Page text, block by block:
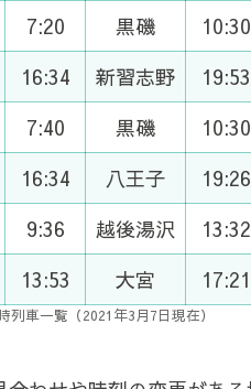
7:20 黒磯 10:30
16:34 新習志野 19:53
7:40 黒磯 10:30
16:34 八王子 19:26
9:36 越後湯沢 13:32
13:53 大宮 17:21
車一覧（2021年3月7日現在）